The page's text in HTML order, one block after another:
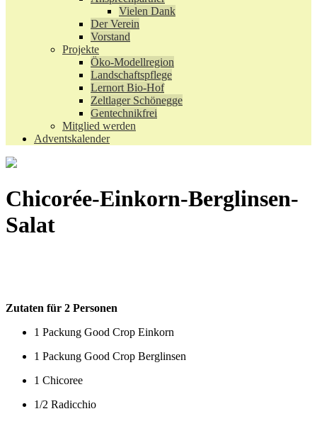
Vielen Dank
Der Verein
Vorstand
Projekte
Öko-Modellregion
Landschaftspflege
Lernort Bio-Hof
Zeltlager Schönegge
Gentechnikfrei
Mitglied werden
Adventskalender
Chicorée-Einkorn-Berglinsen-
Salat
Zutaten für 2 Personen
1 Packung Good Crop Einkorn
1 Packung Good Crop Berglinsen
1 Chicoree
1/2 Radicchio